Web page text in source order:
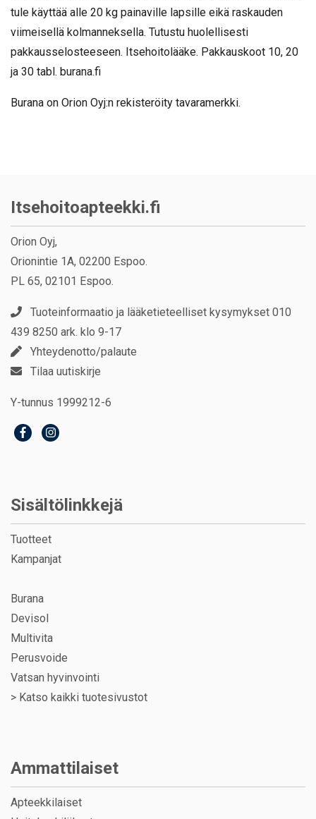
tule käyttää alle 20 kg painaville lapsille eikä raskauden
viimeisellä kolmanneksella. Tutustu huolellisesti
pakkausselosteeseen. Itsehoitolääke. Pakkauskoot 10, 20
ja 30 tabl. burana.fi
Burana on Orion Oyj:n rekisteröity tavaramerkki.
Itsehoitoapteekki.fi
Orion Oyj,
Orionintie 1A, 02200 Espoo.
PL 65, 02101 Espoo.
Tuoteinformaatio ja lääketieteelliset kysymykset 010
439 8250 ark. klo 9-17
Yhteydenotto/palaute
Tilaa uutiskirje
Y-tunnus 1999212-6
Sisältölinkkejä
Tuotteet
Kampanjat
Burana
Devisol
Multivita
Perusvoide
Vatsan hyvinvointi
> Katso kaikki tuotesivustot
Ammattilaiset
Apteekkilaiset